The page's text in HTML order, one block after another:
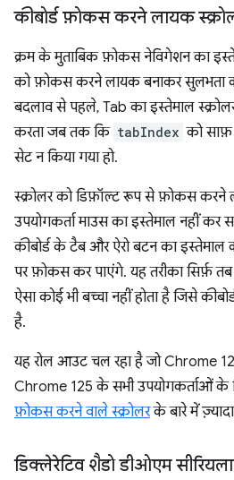
कीबोर्ड फ़ोकस करने लायक
क्रम के मुताबिक फ़ोकस नेविगेशन का
को फ़ोकस करने लायक बनाकर सुलभता
बदलाव से पहले, Tab का इस्तेमाल
करता जब तक कि tabIndex को साफ़
सेट न किया गया हो.
स्क्रोलर को डिफ़ॉल्ट रूप से फ़ोकस करने
उपयोगकर्ता माउस का इस्तेमाल नहीं कर
कीबोर्ड के टैब और ऐरो बटन का
पर फ़ोकस कर पाएंगे. यह तरीका सिर्फ़ तब
ऐसा कोई भी बच्चा नहीं होता है जिसे
है.
यह रोल आउट चल रहा है जो Chrome
Chrome 125 के सभी उपयोगकर्ताओं के
फ़ोकस करने वाले स्क्रोलरके बारे में
डिक्लेरेटिव शैडो डीओएम